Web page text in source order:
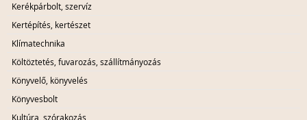
Kerékpárbolt, szervíz
Kertépítés, kertészet
Klímatechnika
Költöztetés, fuvarozás, szállítmányozás
Könyvelő, könyvelés
Könyvesbolt
Kultúra, szórakozás